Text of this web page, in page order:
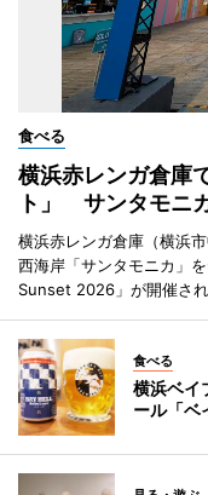
食べる
横浜赤レンガ倉庫
ト」 サンタモニ
横浜赤レンガ倉庫（横浜
西海岸「サンタモニカ」
Sunset 2026」が開催され
食べる
横浜ベイ
ール「ベ